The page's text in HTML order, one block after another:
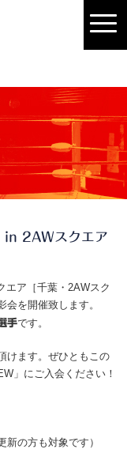
in 2AWスクエア
エア［千葉・2AWスク
を開催致します。
手です。
けます。ぜひともこの
」にご入会ください！
新の方も対象です）